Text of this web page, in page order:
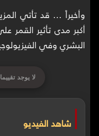
وأخيراً ... قد تأتي
أكبر مدى تأثير
البشري وفي
لا يوجد
شاهد الفيديو